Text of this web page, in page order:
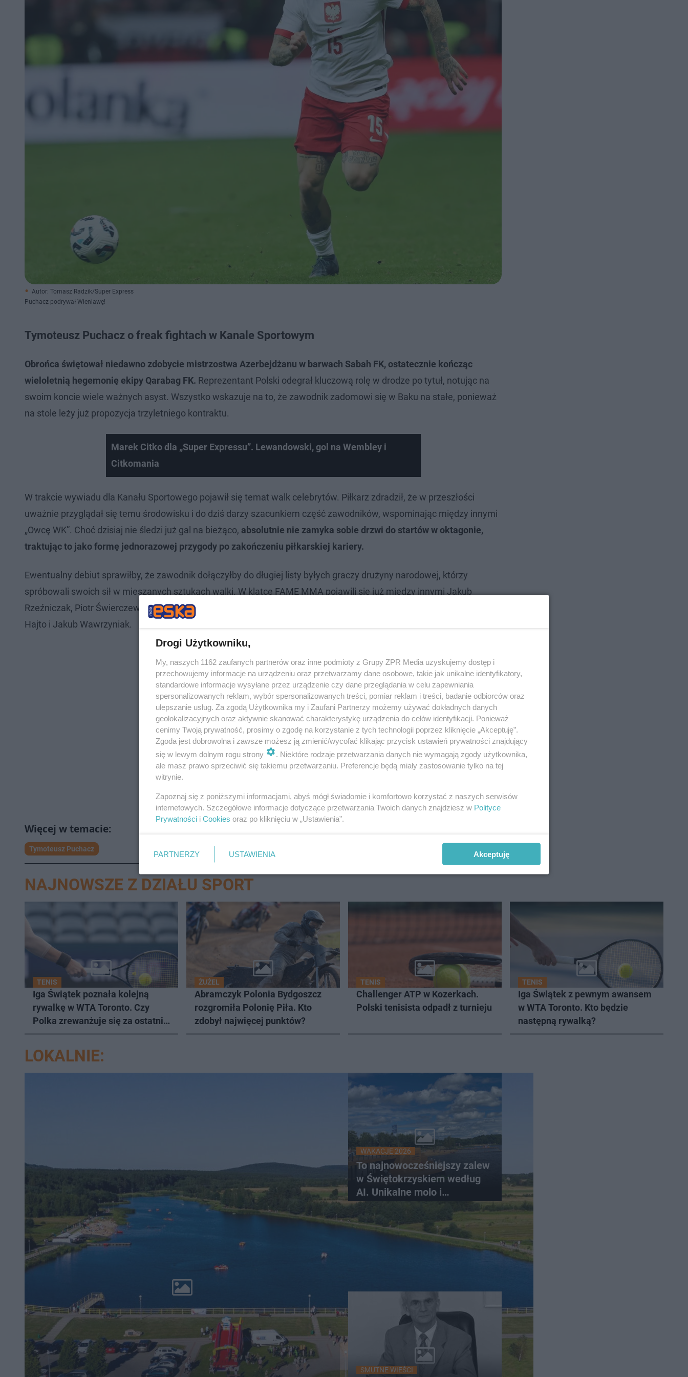
Autor: Tomasz Radzik/Super Express
Puchacz podrywał Wieniawę!
Tymoteusz Puchacz o freak fightach w Kanale Sportowym
Obrońca świętował niedawno zdobycie mistrzostwa Azerbejdżanu w barwach Sabah FK, ostatecznie kończąc
wieloletnią hegemonię ekipy Qarabag FK. Reprezentant Polski odegrał kluczową rolę w drodze po tytuł, notując na
swoim koncie wiele ważnych asyst. Wszystko wskazuje na to, że zawodnik zadomowi się w Baku na stałe, ponieważ
na stole leży już propozycja trzyletniego kontraktu.
Marek Citko dla „Super Expressu”. Lewandowski, gol na Wembley i
Citkomania
W trakcie wywiadu dla Kanału Sportowego pojawił się temat walk celebrytów. Piłkarz zdradził, że w przeszłości
uważnie przyglądał się temu środowisku i do dziś darzy szacunkiem część zawodników, wspominając między innymi
„Owcę WK”. Choć dzisiaj nie śledzi już gal na bieżąco, absolutnie nie zamyka sobie drzwi do startów w oktagonie,
traktując to jako formę jednorazowej przygody po zakończeniu piłkarskiej kariery.
Ewentualny debiut sprawiłby, że zawodnik dołączyłby do długiej listy byłych graczy drużyny narodowej, którzy
spróbowali swoich sił w mieszanych sztukach walki. W klatce FAME MMA pojawili się już między innymi Jakub
Rzeźniczak, Piotr Świerczewski oraz Jakub Kosecki. Z kolei dla upadłej już organizacji Clout MMA walczyli Tomasz
Hajto i Jakub Wawrzyniak.
Tymoteusz Puchacz
NAJNOWSZE Z DZIAŁU SPORT
TENIS
Iga Świątek poznała kolejną
rywalkę w WTA Toronto. Czy
Polka zrewanżuje się za ostatnią
ŻUŻEL
Abramczyk Polonia Bydgoszcz
rozgromiła Polonię Piła. Kto
zdobył najwięcej punktów?
TENIS
Challenger ATP w Kozerkach.
Polski tenisista odpadł z turnieju
TENIS
Iga Świątek z pewnym awansem
w WTA Toronto. Kto będzie
następną rywalką?
LOKALNIE:
WAKACJE 2026
To najnowocześniejszy zalew
w Świętokrzyskiem według
AI. Unikalne molo i
promenada
SMUTNE WIEŚCI
Drogi Użytkowniku,
My, naszych 1162 zaufanych partnerów oraz inne podmioty z Grupy ZPR Media uzyskujemy dostęp i
przechowujemy informacje na urządzeniu oraz przetwarzamy dane osobowe, takie jak unikalne identyfikatory,
standardowe informacje wysyłane przez urządzenie czy dane przeglądania w celu zapewniania
spersonalizowanych reklam, wybór spersonalizowanych treści, pomiar reklam i treści, badanie odbiorców oraz
ulepszanie usług. Za zgodą Użytkownika my i Zaufani Partnerzy możemy używać dokładnych danych
geolokalizacyjnych oraz aktywnie skanować charakterystykę urządzenia do celów identyfikacji. Ponieważ
cenimy Twoją prywatność, prosimy o zgodę na korzystanie z tych technologii poprzez kliknięcie „Akceptuję”.
Zgoda jest dobrowolna i zawsze możesz ją zmienić/wycofać klikając przycisk ustawień prywatności znajdujący
się w lewym dolnym rogu strony
. Niektóre rodzaje przetwarzania danych nie wymagają zgody użytkownika,
ale masz prawo sprzeciwić się takiemu przetwarzaniu. Preferencje będą miały zastosowanie tylko na tej
witrynie.
Zapoznaj się z poniższymi informacjami, abyś mógł świadomie i komfortowo korzystać z naszych serwisów
internetowych. Szczegółowe informacje dotyczące przetwarzania Twoich danych znajdziesz w Polityce
Prywatności i Cookies oraz po kliknięciu w „Ustawienia”.
PARTNERZY USTAWIENIA Akceptuję